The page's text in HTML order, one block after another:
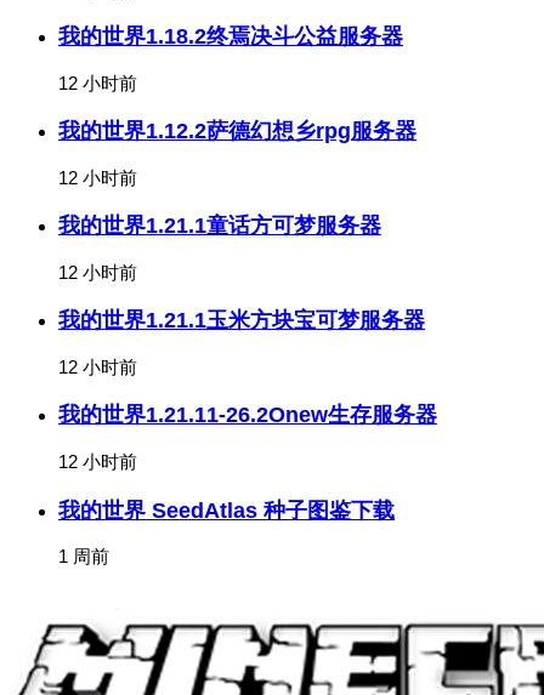
我的世界1.18.2终焉决斗公益服务器
12 小时前
我的世界1.12.2萨德幻想乡rpg服务器
12 小时前
我的世界1.21.1童话方可梦服务器
12 小时前
我的世界1.21.1玉米方块宝可梦服务器
12 小时前
我的世界1.21.11-26.2Onew生存服务器
12 小时前
我的世界 SeedAtlas 种子图鉴下载
1 周前